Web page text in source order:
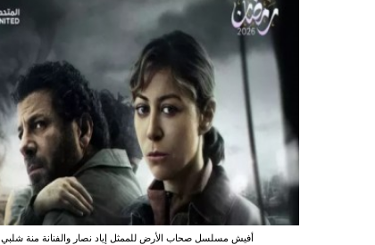
أفيش مسلسل صحاب الأرض للممثل إياد نصار والفنانة منة شلبي